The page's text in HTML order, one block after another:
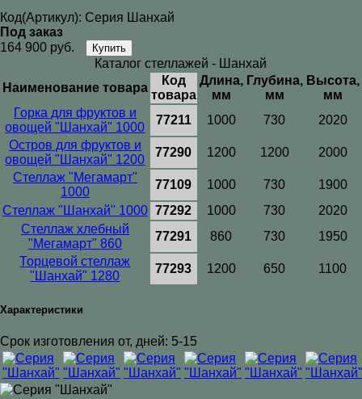
Код(Артикул): Серия Шанхай
Под заказ
164 900 руб.
Купить
Каталог стеллажей - Шанхай
Наименование товара
Код
товара
Длина,
мм
Глубина,
мм
Высота,
мм
Горка для фруктов и
овощей "Шанхай" 1000
77211 1000 730
2020
Остров для фруктов и
овощей "Шанхай" 1200
77290 1200 1200
2000
Стеллаж "Мегамарт"
1000
77109 1000 730
1900
Стеллаж "Шанхай" 1000 77292 1000 730
2020
Стеллаж хлебный
"Мегамарт" 860
77291 860 730
1950
Торцевой стеллаж
"Шанхай" 1280
77293 1200 650 1100
Характеристики
Срок изготовления от, дней: 5-15